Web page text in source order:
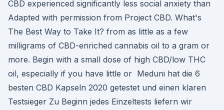
CBD experienced significantly less social anxiety than
Adapted with permission from Project CBD. What's
The Best Way to Take It? from as little as a few
milligrams of CBD-enriched cannabis oil to a gram or
more. Begin with a small dose of high CBD/low THC
oil, especially if you have little or Meduni hat die 6
besten CBD Kapseln 2020 getestet und einen klaren
Testsieger Zu Beginn jedes Einzeltests liefern wir